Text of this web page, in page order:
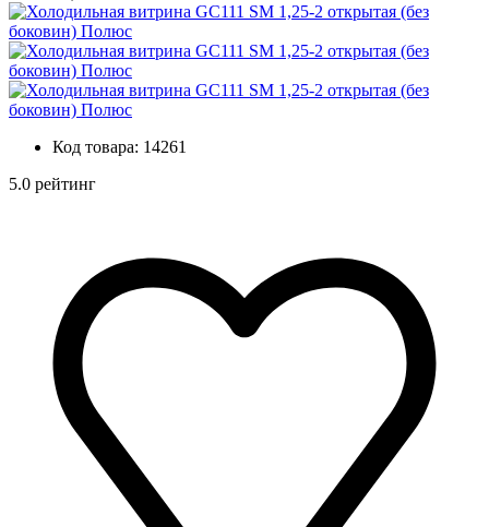
Код товара: 14261
5.0 рейтинг